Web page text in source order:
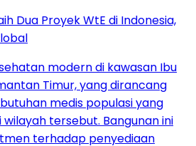
Dua Proyek WtE di Indonesia,